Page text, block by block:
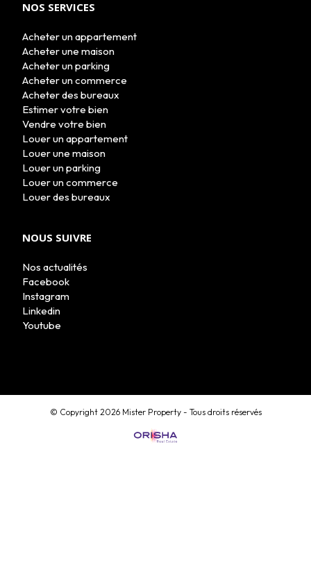
NOS SERVICES
Acheter un appartement
Acheter une maison
Acheter un parking
Acheter un commerce
Acheter des bureaux
Estimer votre bien
Vendre votre bien
Louer un appartement
Louer une maison
Louer un parking
Louer un commerce
Louer des bureaux
NOUS SUIVRE
Nos actualités
Facebook
Instagram
Linkedin
Youtube
© Copyright 2026 Mister Property - Tous droits réservés